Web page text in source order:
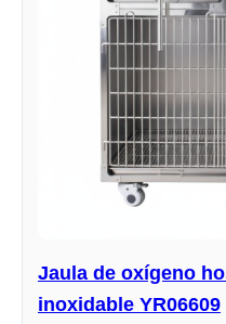
Jaula de oxígeno
inoxidable YR06609